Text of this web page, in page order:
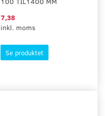
7,38
inkl. moms
Se produktet